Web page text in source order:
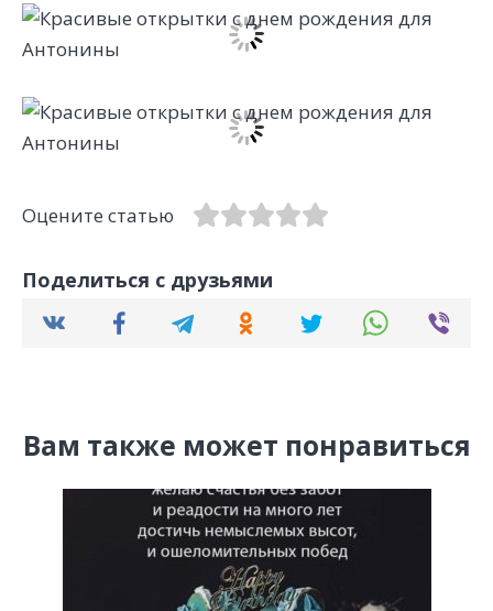
Оцените статью
Поделиться с друзьями
Вам также может понравиться